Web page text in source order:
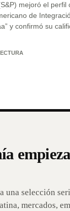
mejoró el perfil
de
y confirmó su
una selección
mercados,